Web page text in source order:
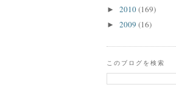
► 2010(169)
► 2009 (16)
このブログを検索